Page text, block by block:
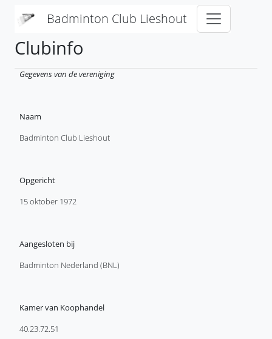
Badminton Club Lieshout
Clubinfo
Gegevens van de vereniging
Naam
Badminton Club Lieshout
Opgericht
15 oktober 1972
Aangesloten bij
Badminton Nederland (BNL)
Kamer van Koophandel
40.23.72.51